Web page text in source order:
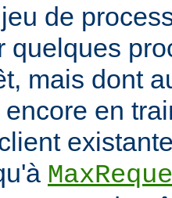
de
quelques
mais dont
en